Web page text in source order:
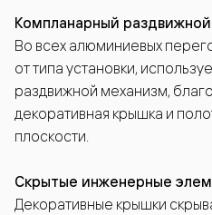
Компланарный
Во всех алюминиевых
от типа установки,
раздвижной механизм,
декоративная крышка и
плоскости.
Скрытые инженерные
Декоративные крышки